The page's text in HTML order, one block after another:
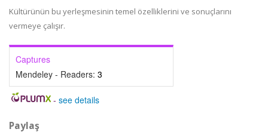
Kültürünün bu yerleşmesinin temel özelliklerini ve sonuçlarını
vermeye çalışır.
Captures
Mendeley - Readers: 3
- see details
Paylaş